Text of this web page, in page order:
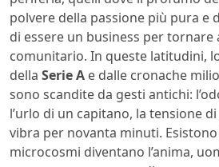
polvere della passione più pura e
di essere un business per tornare
comunitario. In queste latitudini,
della Serie A e dalle cronache
sono scandite da gesti antichi:
l’urlo di un capitano, la tensione
vibra per novanta minuti.
microcosmi diventano l’anima,